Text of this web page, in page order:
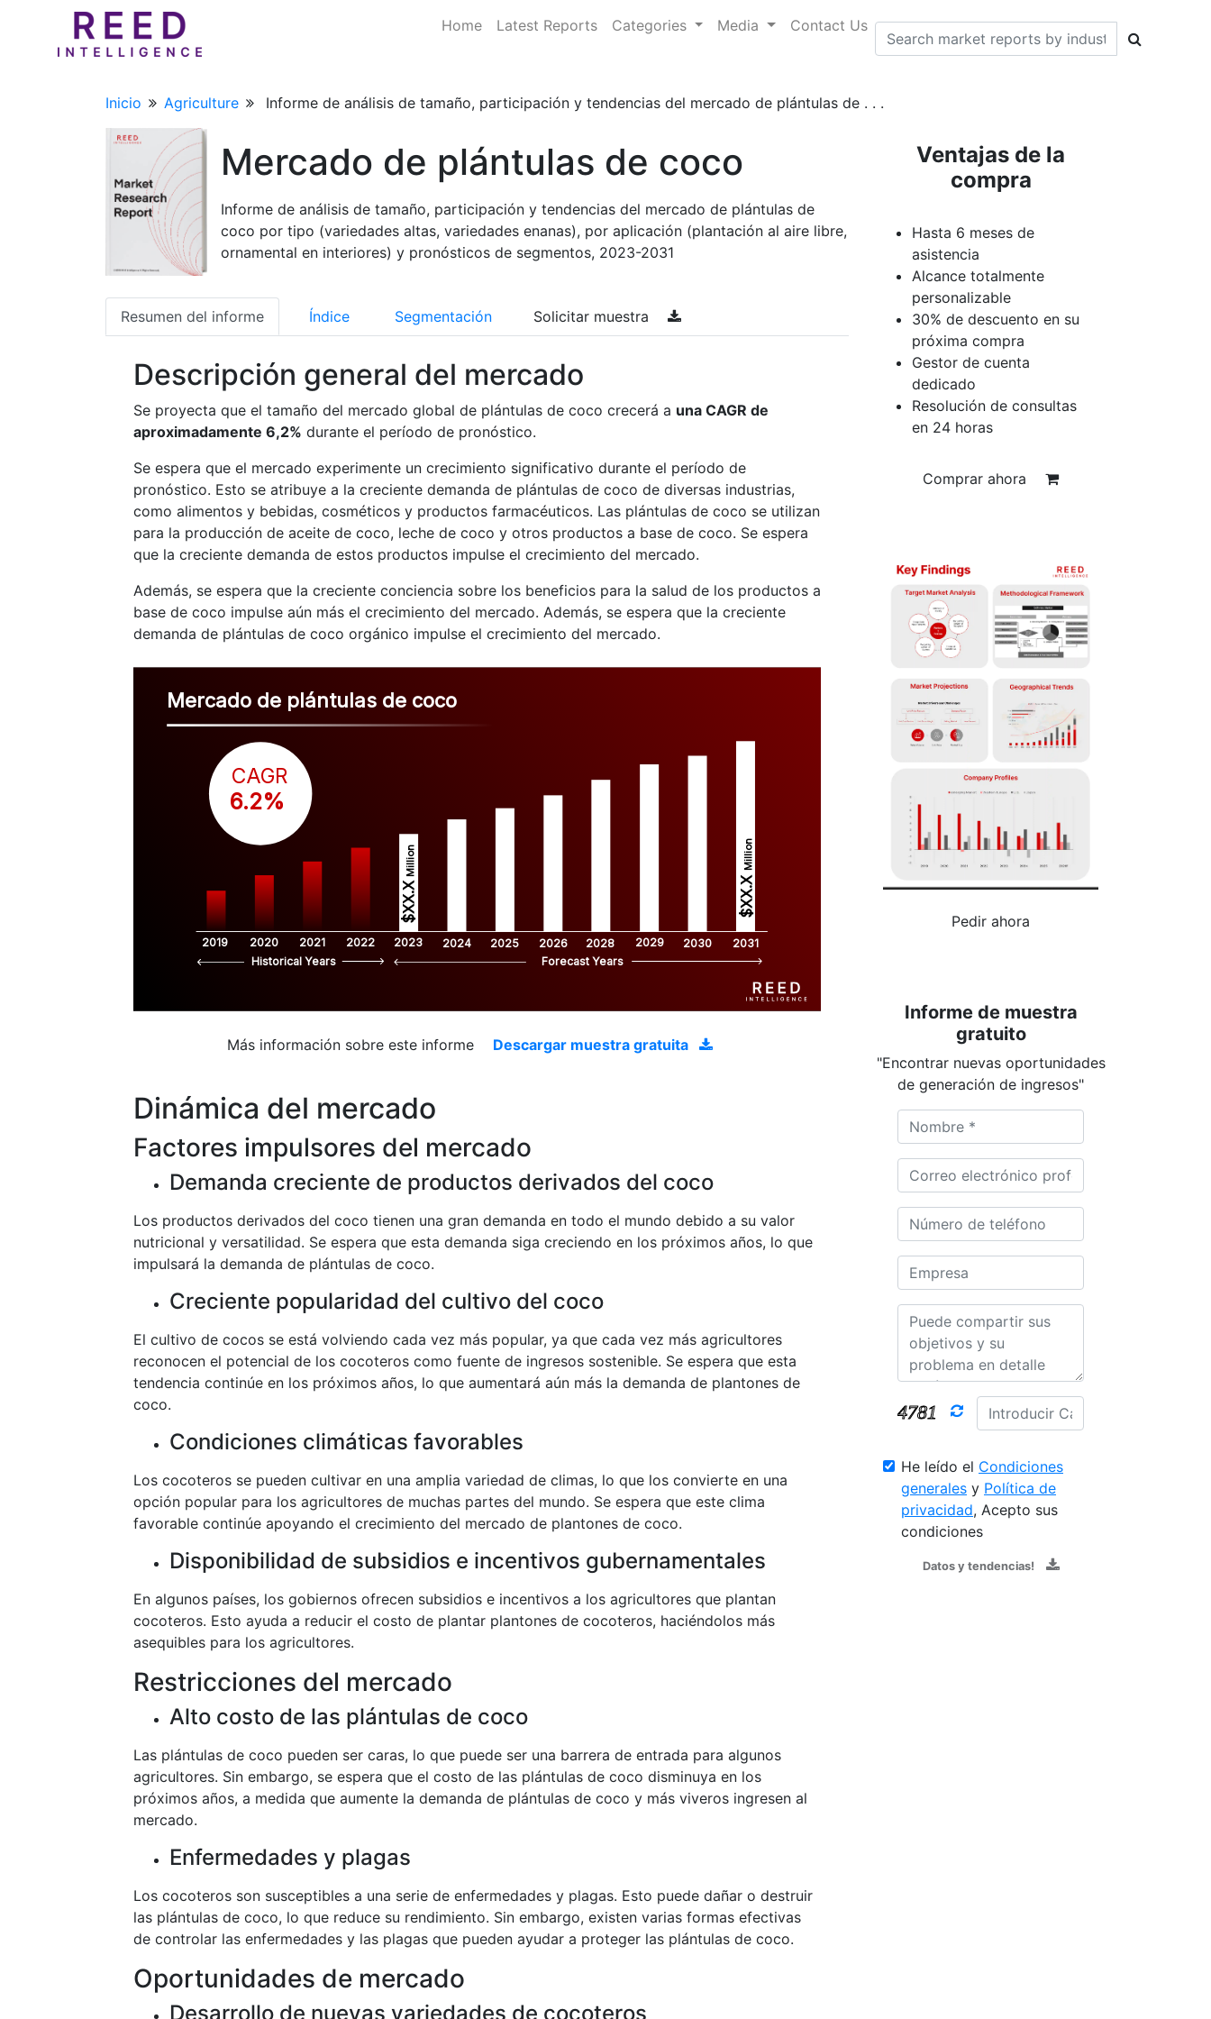
Home Latest Reports Categories Media Contact Us
Inicio Agriculture Informe de análisis de tamaño, participación y tendencias del mercado de plántulas de . . .
Mercado de plántulas de coco
Informe de análisis de tamaño, participación y tendencias del mercado de plántulas de
coco por tipo (variedades altas, variedades enanas), por aplicación (plantación al aire libre,
ornamental en interiores) y pronósticos de segmentos, 2023-2031
Resumen del informe Índice Segmentación Solicitar muestra
Descripción general del mercado
Se proyecta que el tamaño del mercado global de plántulas de coco crecerá a una CAGR de
aproximadamente 6,2% durante el período de pronóstico.
Se espera que el mercado experimente un crecimiento significativo durante el período de
pronóstico. Esto se atribuye a la creciente demanda de plántulas de coco de diversas industrias,
como alimentos y bebidas, cosméticos y productos farmacéuticos. Las plántulas de coco se utilizan
para la producción de aceite de coco, leche de coco y otros productos a base de coco. Se espera
que la creciente demanda de estos productos impulse el crecimiento del mercado.
Además, se espera que la creciente conciencia sobre los beneficios para la salud de los productos a
base de coco impulse aún más el crecimiento del mercado. Además, se espera que la creciente
demanda de plántulas de coco orgánico impulse el crecimiento del mercado.
Mercado de plántulas de coco
2019 2020 2021 2022 2023 2024 2025 2026 2028 2029 2030 2031
$XX.X
Million
$XX.X
Million
CAGR
6.2%
Historical Years Forecast Years
Más información sobre este informe Descargar muestra gratuita
Dinámica del mercado
Factores impulsores del mercado
Demanda creciente de productos derivados del coco
Los productos derivados del coco tienen una gran demanda en todo el mundo debido a su valor
nutricional y versatilidad. Se espera que esta demanda siga creciendo en los próximos años, lo que
impulsará la demanda de plántulas de coco.
Creciente popularidad del cultivo del coco
El cultivo de cocos se está volviendo cada vez más popular, ya que cada vez más agricultores
reconocen el potencial de los cocoteros como fuente de ingresos sostenible. Se espera que esta
tendencia continúe en los próximos años, lo que aumentará aún más la demanda de plantones de
coco.
Condiciones climáticas favorables
Los cocoteros se pueden cultivar en una amplia variedad de climas, lo que los convierte en una
opción popular para los agricultores de muchas partes del mundo. Se espera que este clima
favorable continúe apoyando el crecimiento del mercado de plantones de coco.
Disponibilidad de subsidios e incentivos gubernamentales
En algunos países, los gobiernos ofrecen subsidios e incentivos a los agricultores que plantan
cocoteros. Esto ayuda a reducir el costo de plantar plantones de cocoteros, haciéndolos más
asequibles para los agricultores.
Restricciones del mercado
Alto costo de las plántulas de coco
Las plántulas de coco pueden ser caras, lo que puede ser una barrera de entrada para algunos
agricultores. Sin embargo, se espera que el costo de las plántulas de coco disminuya en los
próximos años, a medida que aumente la demanda de plántulas de coco y más viveros ingresen al
mercado.
Enfermedades y plagas
Los cocoteros son susceptibles a una serie de enfermedades y plagas. Esto puede dañar o destruir
las plántulas de coco, lo que reduce su rendimiento. Sin embargo, existen varias formas efectivas
de controlar las enfermedades y las plagas que pueden ayudar a proteger las plántulas de coco.
Oportunidades de mercado
Desarrollo de nuevas variedades de cocoteros
Ventajas de la
compra
Hasta 6 meses de
asistencia
Alcance totalmente
personalizable
30% de descuento en su
próxima compra
Gestor de cuenta
dedicado
Resolución de consultas
en 24 horas
Comprar ahora
Pedir ahora
Informe de muestra
gratuito
"Encontrar nuevas oportunidades
de generación de ingresos"
He leído el Condiciones
generales y Política de
privacidad, Acepto sus
condiciones
Datos y tendencias!